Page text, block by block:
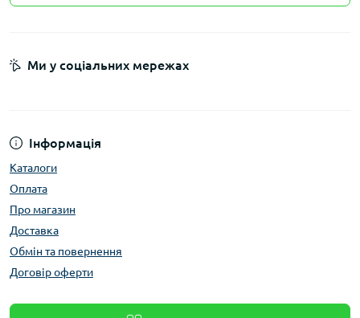
Інформація
Каталоги
Оплата
Про магазин
Доставка
Обмін та повернення
Договір оферти
Ми у соціальних мережах